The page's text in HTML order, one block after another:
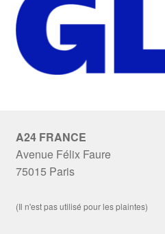
A24 FRANCE
Avenue Félix Faure
75015 Paris
(Il n'est pas utilisé pour les plaintes)